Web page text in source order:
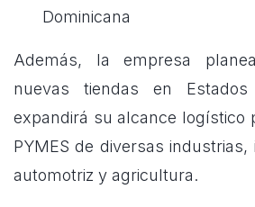
Dominicana
Además, la empresa
nuevas tiendas en
expandirá su alcance logístico
PYMES de diversas
automotriz y agricultura.